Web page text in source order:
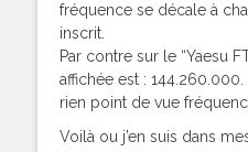
fréquence se décale à
inscrit.
Par contre sur le “Yaesu
affichée est :
rien point de vue
Voilà ou j’en suis dans